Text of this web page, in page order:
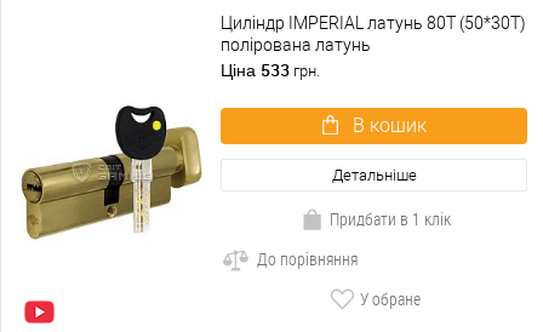
Циліндр IMPERIAL латунь 80T (50*30T)
полірована латунь
Ціна 533 грн.
В кошик
Детальніше
Придбати в 1 клік
До порівняння
У обране